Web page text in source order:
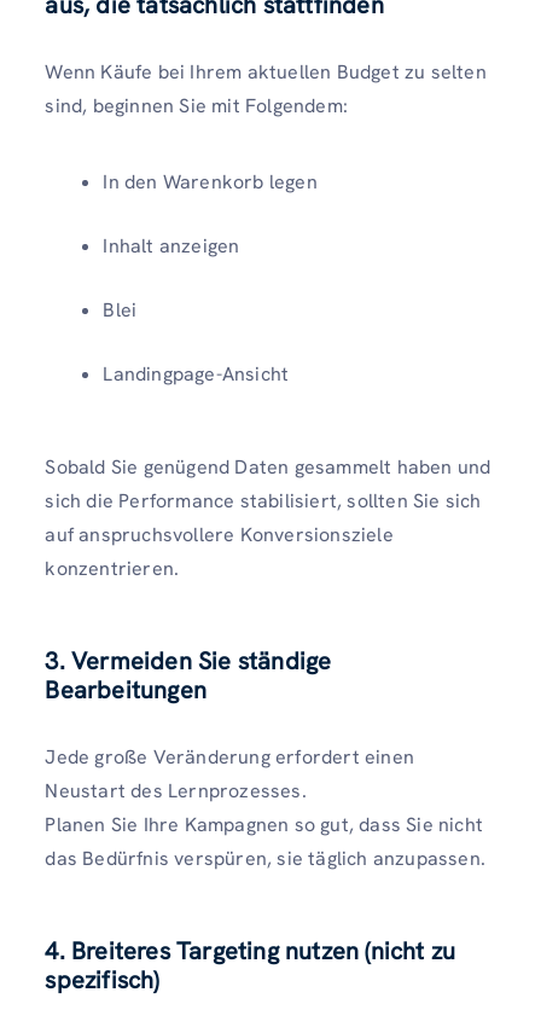
Wenn Käufe bei Ihrem aktuellen Budget zu selten
sind, beginnen Sie mit Folgendem:
In den Warenkorb legen
Inhalt anzeigen
Blei
Landingpage-Ansicht
Sobald Sie genügend Daten gesammelt haben und
sich die Performance stabilisiert, sollten Sie sich
auf anspruchsvollere Konversionsziele
konzentrieren.
3. Vermeiden Sie ständige
Bearbeitungen
Jede große Veränderung erfordert einen
Neustart des Lernprozesses.
Planen Sie Ihre Kampagnen so gut, dass Sie nicht
das Bedürfnis verspüren, sie täglich anzupassen.
4. Breiteres Targeting nutzen (nicht zu
spezifisch)